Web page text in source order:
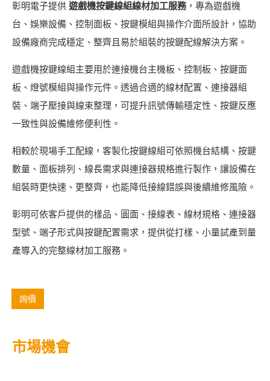
彰明電子提供 遊戲機按鍵線組線材加工服務，專為遊戲機
台、娛樂設備、控制面板、按鍵模組與操作介面所設計，協助
設備廠商完成穩定、整齊且易於組裝的按鍵配線解決方案。
遊戲機按鍵線組主要用於連接機台主機板、控制板、按鍵面
板、燈號模組與操作元件。透過合適的線材配置、連接器組
裝、端子壓接與線束整理，可提升訊號傳輸穩定性、按鍵反應
一致性與設備維修便利性。
相較於現場手工配線，客製化按鍵線組可依照機台結構、按鍵
數量、面板排列、線長需求與連接器規格進行製作，讓設備在
組裝時更快速、更整齊，也能降低接線錯誤與後續維修風險。
彰明可依客戶提供的樣品、圖面、接線表、線材規格、連接器
型號、端子形式與按鍵配置需求，提供從打樣、小量試產到量
產導入的完整線材加工服務。
詢價
市場機會